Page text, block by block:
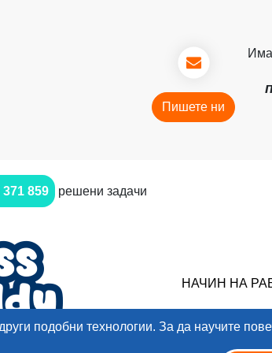
подобни технологии. За да научите
Пишете ни
371 859 решени задачи
НАЧИН НА